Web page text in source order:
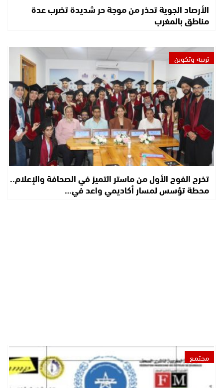
الأرصاد الجوية تحذر من موجة حر شديدة تضرب عدة
مناطق بالمغرب
تربية وتكوين
تخرج الفوج الأول من ماستر التميز في الصحافة والإعلام..
محطة تؤسس لمسار أكاديمي واعد في…
مجتمع